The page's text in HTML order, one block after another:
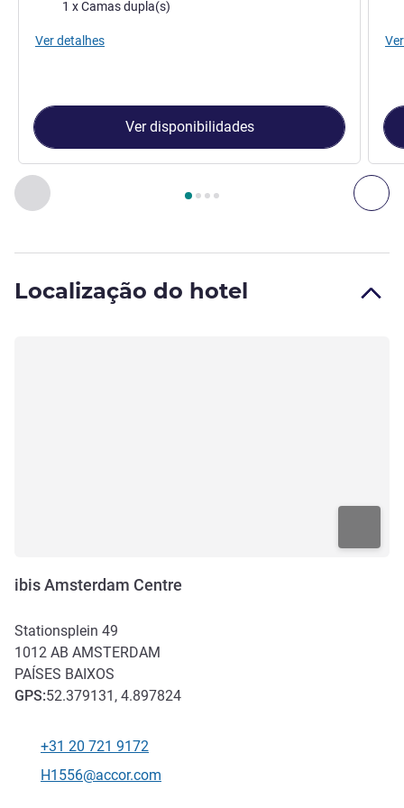
Anterior - Quarto
Página , Quarto 1 : Quarto acolhedor com 1 cama de
1 x Camas dupla(s)
Ver detalhes
Ver disponibilidades
Localização do hotel
ibis Amsterdam Centre
Stationsplein 49
1012 AB AMSTERDAM
PAÍSES BAIXOS
GPS:52.379131, 4.897824
Telefone
+31 20 721 9172
E-mail de contacto
H1556@accor.com